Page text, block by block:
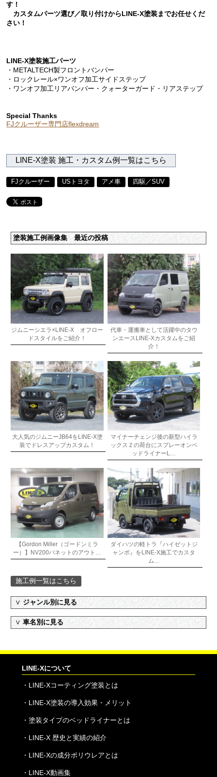
す！
カスタムパーツ選び／取り付けからLINE-X塗装までお任せくだ
さい！
LINE-X塗装施工パーツ
・METALTECH製フロントバンパー
・ロックレール×ワンオフ加工サイドステップ
・ワンオフ加工リアバンパー・クォーターガード・リアステップ
Special Thanks
FJクルーザー専門店flexdream
LINE-X塗装 施工・カスタム例一覧はこちら
FJクルーザー USトヨタ アメ車 四駆／SUV
塗装施工例画像集 最近の投稿
ジムニーシエラ×LINE-X オフロー
ドスタイルをご紹介！
代車・運搬車として活躍中のタウ
ンエースLINE-Xカスタムをご紹
介！
大人気のジムニーJB64をLINE-X塗
装でドレスアップカスタム！
マイナーチェンジ後の新型ハイラ
ックスＺの荷台にスプレーオンベ
ッドライナーL…
【Gordon Miller（ゴードンミラ
ー）】NV200バネットのアウト…
ダイハツの軽トラ『ハイゼットジ
ャンボ』をLINE-X施工でカスタ
ム…
施工例一覧はこちら
∨ジャンル別に見る
∨車名別に見る
LINE-Xについて
・ LINE-Xコーティング塗装とは
・ LINE-X塗装の導入効果・メリット
・ 塗装タイプのベッドライナーとは
・ LINE-X 歴史と実績の紹介
・ LINE-Xの成分ポリウレアとは
・ LINE-X動画集